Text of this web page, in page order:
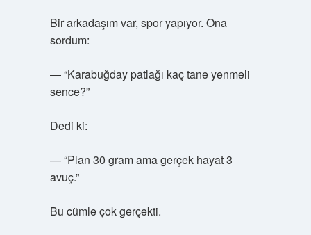
Bir arkadaşım var, spor yapıyor. Ona
sordum:
— “Karabuğday patlağı kaç tane yenmeli
sence?”
Dedi ki:
— “Plan 30 gram ama gerçek hayat 3
avuç.”
Bu cümle çok gerçekti.